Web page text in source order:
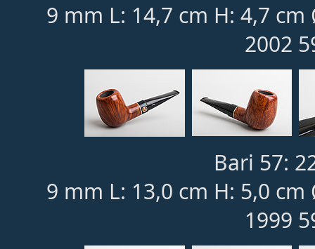
9 mm L: 14,7 cm H: 4,7
2002
Bari 57:
9 mm L: 13,0 cm H: 5,0
1999